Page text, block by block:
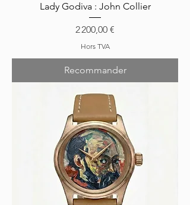
Lady Godiva : John Collier
Prix
2 200,00 €
Hors TVA
Recommander